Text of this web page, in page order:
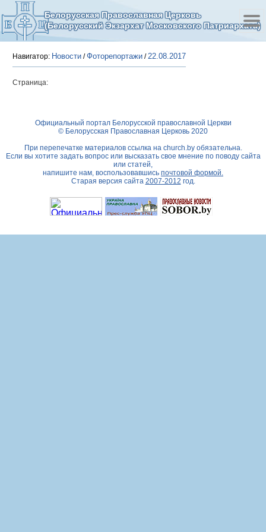
Белорусская Православная Церковь
(Белорусский Экзархат Московского Патриархата)
Навигатор: Новости /Фоторепортажи /22.08.2017
Страница:
Официальный портал Белорусской православной Церкви
© Белорусская Православная Церковь 2020
При перепечатке материалов ссылка на church.byобязательна.
Если вы хотите задать вопрос или высказать свое мнение по поводу сайта
или статей,
напишите нам, воспользовавшись почтовой формой.
Старая версия сайта 2007-2012 год.